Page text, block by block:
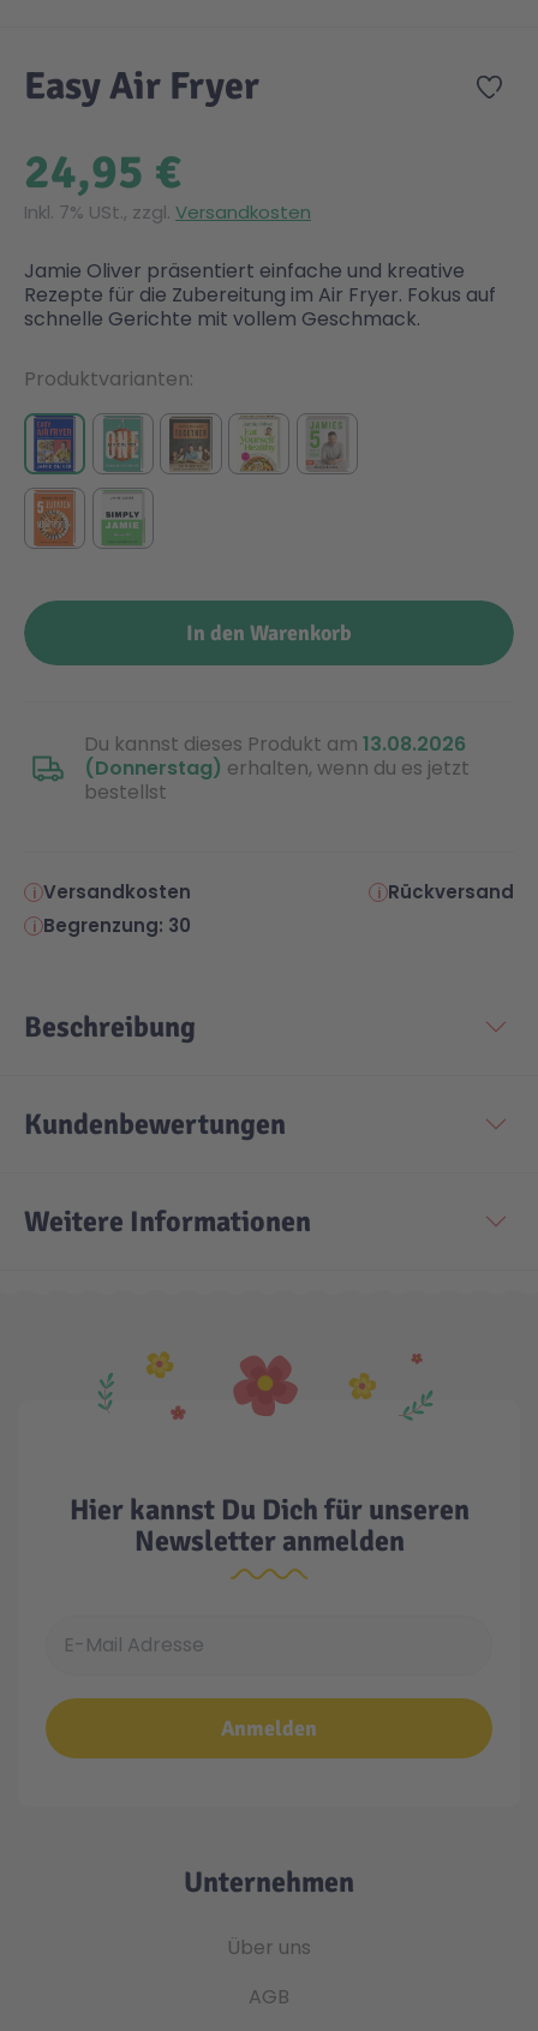
Liebesromane
Sachbücher / Wissen
Zeit & Reise
Puppen & Puppenzubehör
Puzzle & Legespiele
Holzspielwaren
Elektronische Spielwaren
Kreativ
Malen & Zeichnen
Disney
DUPLO®
Friends
Jurassic World™
Harry Potter™
Marvel™ Super Heroes
Minecraft™
Minifiguren
Speed Champions
Technic
Aktion
LEGO® Blumen
Fairies
Family Fun
Figures
Fun Stars
Heroes
Knights
NOVELMORE
Sports Action
Wiltopia
Spiel-Ei
Zur
Easy Air Fryer
24,95 €
Inkl. 7% USt., zzgl. Versandkosten
Jamie Oliver präsentiert einfache und kreative
Rezepte für die Zubereitung im Air Fryer. Fokus auf
schnelle Gerichte mit vollem Geschmack.
In den Warenkorb
Du kannst dieses Produkt am 13.08.2026
(Donnerstag) erhalten, wenn du es jetzt
bestellst
Produktvarianten
Versandkosten
Rückversand
Begrenzung: 30
Beschreibung
Kundenbewertungen
Weitere Informationen
Hier kannst Du Dich für unseren
Newsletter anmelden
Anmelden
Unternehmen
Über uns
AGB